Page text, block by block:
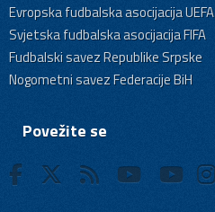
Evropska fudbalska asocijacija UEFA
Svjetska fudbalska asocijacija FIFA
Fudbalski savez Republike Srpske
Nogometni savez Federacije BiH
Povežite se